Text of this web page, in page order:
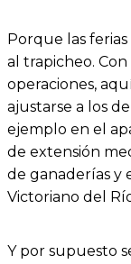
Porque las
al trapicheo.
operaciones,
ajustarse a los
ejemplo en el
de extensión
de ganaderías y
Victoriano del
Y por supuesto